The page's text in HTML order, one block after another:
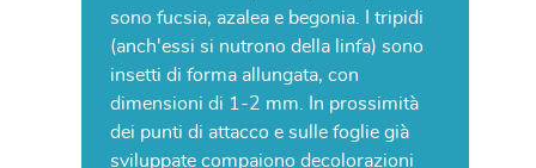
sono fucsia, azalea e begonia. I tripidi
(anch'essi si nutrono della linfa) sono
insetti di forma allungata, con
dimensioni di 1-2 mm. In prossimità
dei punti di attacco e sulle foglie già
sviluppate compaiono decolorazioni